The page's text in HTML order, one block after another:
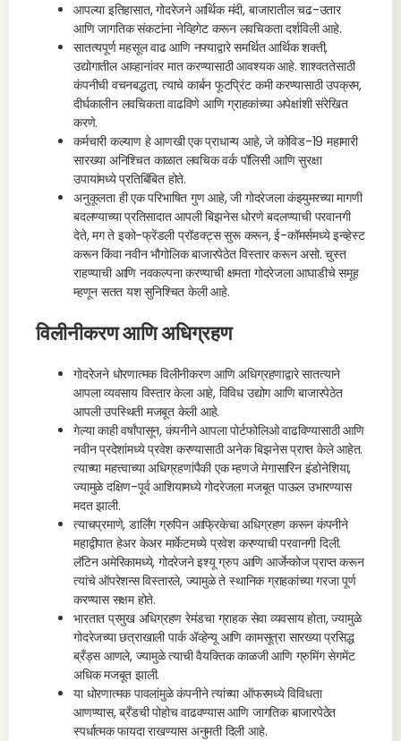
आपल्या इतिहासात, गोदरेजने आर्थिक मंदी, बाजारातील चढ-उतार
आणि जागतिक संकटांना नेव्हिगेट करून लवचिकता दर्शविली आहे.
सातत्यपूर्ण महसूल वाढ आणि नफ्याद्वारे समर्थित आर्थिक शक्ती,
उद्योगातील आव्हानांवर मात करण्यासाठी आवश्यक आहे. शाश्वततेसाठी
कंपनीची वचनबद्धता, त्याचे कार्बन फूटप्रिंट कमी करण्यासाठी उपक्रम,
दीर्घकालीन लवचिकता वाढविणे आणि ग्राहकांच्या अपेक्षांशी संरेखित
करणे.
कर्मचारी कल्याण हे आणखी एक प्राधान्य आहे, जे कोविड-19 महामारी
सारख्या अनिश्चित काळात लवचिक वर्क पॉलिसी आणि सुरक्षा
उपायांमध्ये प्रतिबिंबित होते.
अनुकूलता ही एक परिभाषित गुण आहे, जी गोदरेजला कंझ्युमरच्या मागणी
बदलण्याच्या प्रतिसादात आपली बिझनेस धोरणे बदलण्याची परवानगी
देते, मग ते इको-फ्रेंडली प्रॉडक्ट्स सुरू करून, ई-कॉमर्समध्ये इन्व्हेस्ट
करून किंवा नवीन भौगोलिक बाजारपेठेत विस्तार करून असो. चुस्त
राहण्याची आणि नवकल्पना करण्याची क्षमता गोदरेजला आघाडीचे समूह
म्हणून सतत यश सुनिश्चित केली आहे.
विलीनीकरण आणि अधिग्रहण
गोदरेजने धोरणात्मक विलीनीकरण आणि अधिग्रहणाद्वारे सातत्याने
आपला व्यवसाय विस्तार केला आहे, विविध उद्योग आणि बाजारपेठेत
आपली उपस्थिती मजबूत केली आहे.
गेल्या काही वर्षांपासून, कंपनीने आपला पोर्टफोलिओ वाढविण्यासाठी आणि
नवीन प्रदेशांमध्ये प्रवेश करण्यासाठी अनेक बिझनेस प्राप्त केले आहेत.
त्याच्या महत्त्वाच्या अधिग्रहणांपैकी एक म्हणजे मेगासारिन इंडोनेशिया,
ज्यामुळे दक्षिण-पूर्व आशियामध्ये गोदरेजला मजबूत पाऊल उभारण्यास
मदत झाली.
त्याचप्रमाणे, डार्लिंग ग्रुपिन आफ्रिकेचा अधिग्रहण करून कंपनीने
महाद्वीपात हेअर केअर मार्केटमध्ये प्रवेश करण्याची परवानगी दिली.
लॅटिन अमेरिकामध्ये, गोदरेजने इश्यू ग्रुप आणि आर्जेन्कोज प्राप्त करून
त्यांचे ऑपरेशन्स विस्तारले, ज्यामुळे ते स्थानिक ग्राहकांच्या गरजा पूर्ण
करण्यास सक्षम होते.
भारतात प्रमुख अधिग्रहण रेमंडचा ग्राहक सेवा व्यवसाय होता, ज्यामुळे
गोदरेजच्या छत्राखाली पार्क ॲव्हेन्यू आणि कामसूत्रा सारख्या प्रसिद्ध
ब्रँड्स आणले, ज्यामुळे त्याची वैयक्तिक काळजी आणि ग्रुमिंग सेगमेंट
अधिक मजबूत झाली.
या धोरणात्मक पावलांमुळे कंपनीने त्यांच्या ऑफरमध्ये विविधता
आणण्यास, ब्रँडची पोहोच वाढवण्यास आणि जागतिक बाजारपेठेत
स्पर्धात्मक फायदा राखण्यास अनुमती दिली आहे.